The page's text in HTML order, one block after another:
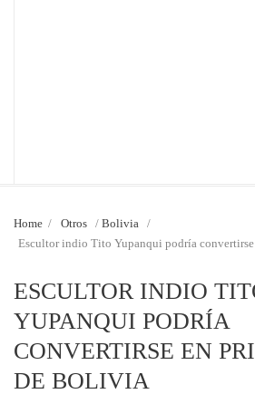
Home / Otros / Bolivia /
Escultor indio Tito Yupanqui podría
ESCULTOR INDIO
YUPANQUI PODRÍA
CONVERTIRSE EN
DE BOLIVIA